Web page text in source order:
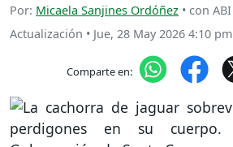
Por: Micaela Sanjines Ordóñez • con ABI
Actualización • Jue, 28 May 2026 4:10 pm
Comparte en: